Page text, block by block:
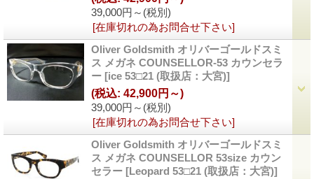
39,000円～ (税別)
[在庫切れの為お問合せ下さい]
Oliver Goldsmith オリバーゴールドスミ
ス メガネ COUNSELLOR-53 カウンセラ
ー [ice 53□21 (取扱店：大宮)]
39,000円～ (税別)
(税込: 42,900円～)
[在庫切れの為お問合せ下さい]
Oliver Goldsmith オリバーゴールドスミ
ス メガネ COUNSELLOR 53size カウン
セラー [Leopard 53□21 (取扱店：大宮)]